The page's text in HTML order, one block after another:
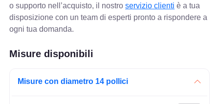
o supporto nell’acquisto, il nostroservizio clienti è a tua
disposizione con un team di esperti pronto a rispondere a
ogni tua domanda.
Misure disponibili
Misure con diametro 14 pollici